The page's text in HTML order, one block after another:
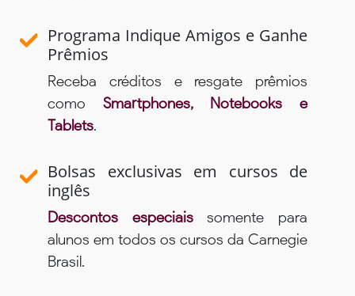
Programa Indique Amigos e Ganhe
Prêmios
Receba créditos e resgate prêmios
como Smartphones, Notebooks e
Tablets.
Bolsas exclusivas em cursos de
inglês
Descontos especiaissomente para
alunos em todos os cursos da Carnegie
Brasil.